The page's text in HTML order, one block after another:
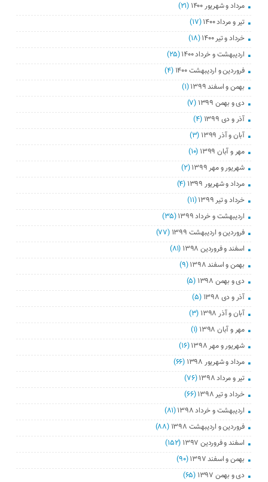
مرداد و شهریور ۱۴۰۰
(۲۱)
تیر و مرداد ۱۴۰۰
(۱۷)
خرداد و تیر ۱۴۰۰
(۱۸)
اردیبهشت و خرداد ۱۴۰۰
(۲۵)
فروردین و اردیبهشت ۱۴۰۰
(۴)
بهمن و اسفند ۱۳۹۹
(۱)
دی و بهمن ۱۳۹۹
(۷)
آذر و دی ۱۳۹۹
(۴)
آبان و آذر ۱۳۹۹
(۳)
مهر و آبان ۱۳۹۹
(۱۰)
شهریور و مهر ۱۳۹۹
(۲)
مرداد و شهریور ۱۳۹۹
(۴)
خرداد و تیر ۱۳۹۹
(۱۱)
اردیبهشت و خرداد ۱۳۹۹
(۳۵)
فروردین و اردیبهشت ۱۳۹۹
(۷۷)
اسفند و فروردین ۱۳۹۸
(۸۱)
بهمن و اسفند ۱۳۹۸
(۹)
دی و بهمن ۱۳۹۸
(۵)
آذر و دی ۱۳۹۸
(۵)
آبان و آذر ۱۳۹۸
(۳)
مهر و آبان ۱۳۹۸
(۱)
شهریور و مهر ۱۳۹۸
(۱۶)
مرداد و شهریور ۱۳۹۸
(۶۶)
تیر و مرداد ۱۳۹۸
(۷۶)
خرداد و تیر ۱۳۹۸
(۶۶)
اردیبهشت و خرداد ۱۳۹۸
(۸۱)
فروردین و اردیبهشت ۱۳۹۸
(۸۸)
اسفند و فروردین ۱۳۹۷
(۱۵۲)
بهمن و اسفند ۱۳۹۷
(۹۰)
دی و بهمن ۱۳۹۷
(۶۵)